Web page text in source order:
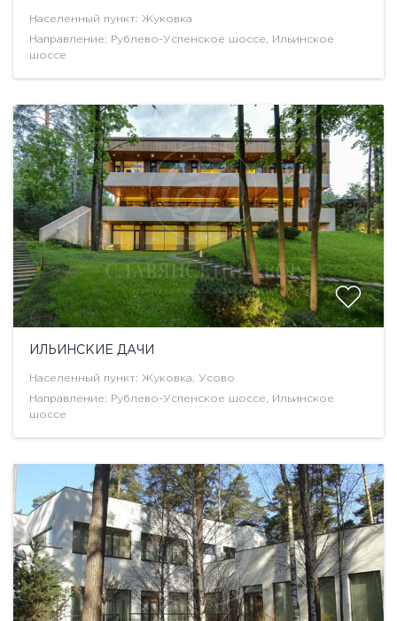
Населенный пункт: Жуковка
Направление: Рублево-Успенское шоссе, Ильинское
шоссе
ИЛЬИНСКИЕ ДАЧИ
Населенный пункт: Жуковка, Усово
Направление: Рублево-Успенское шоссе, Ильинское
шоссе